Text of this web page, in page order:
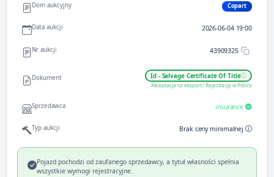
Dom aukcyjny Copart
Data aukcji 2026-06-04 19:00
Nr aukcji 43909325
Dokument Id - Salvage Certificate Of Title
Akceptacja na eksport / Rejestracja w Polsce
Sprzedawca insurance
Typ aukcji Brak ceny minimalnej
Pojazd pochodzi od zaufanego sprzedawcy, a tytuł własności spełnia
wszystkie wymogi rejestracyjne.